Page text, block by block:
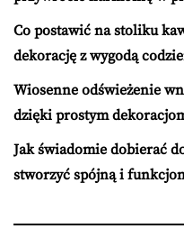
Co postawić na stoliku
dekorację z wygodą
Wiosenne odświeżenie
dzięki prostym
Jak świadomie dobierać
stworzyć spójną i